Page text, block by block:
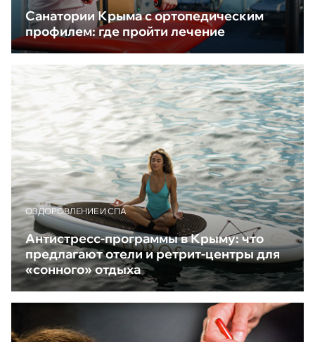
Санатории Крыма с ортопедическим
профилем: где пройти лечение
ОЗДОРОВЛЕНИЕ И СПА
Антистресс-программы в Крыму: что
предлагают отели и ретрит-центры для
«сонного» отдыха